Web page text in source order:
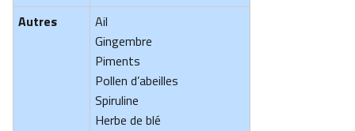
Autres
Ail
Gingembre
Piments
Pollen d’abeilles
Spiruline
Herbe de blé